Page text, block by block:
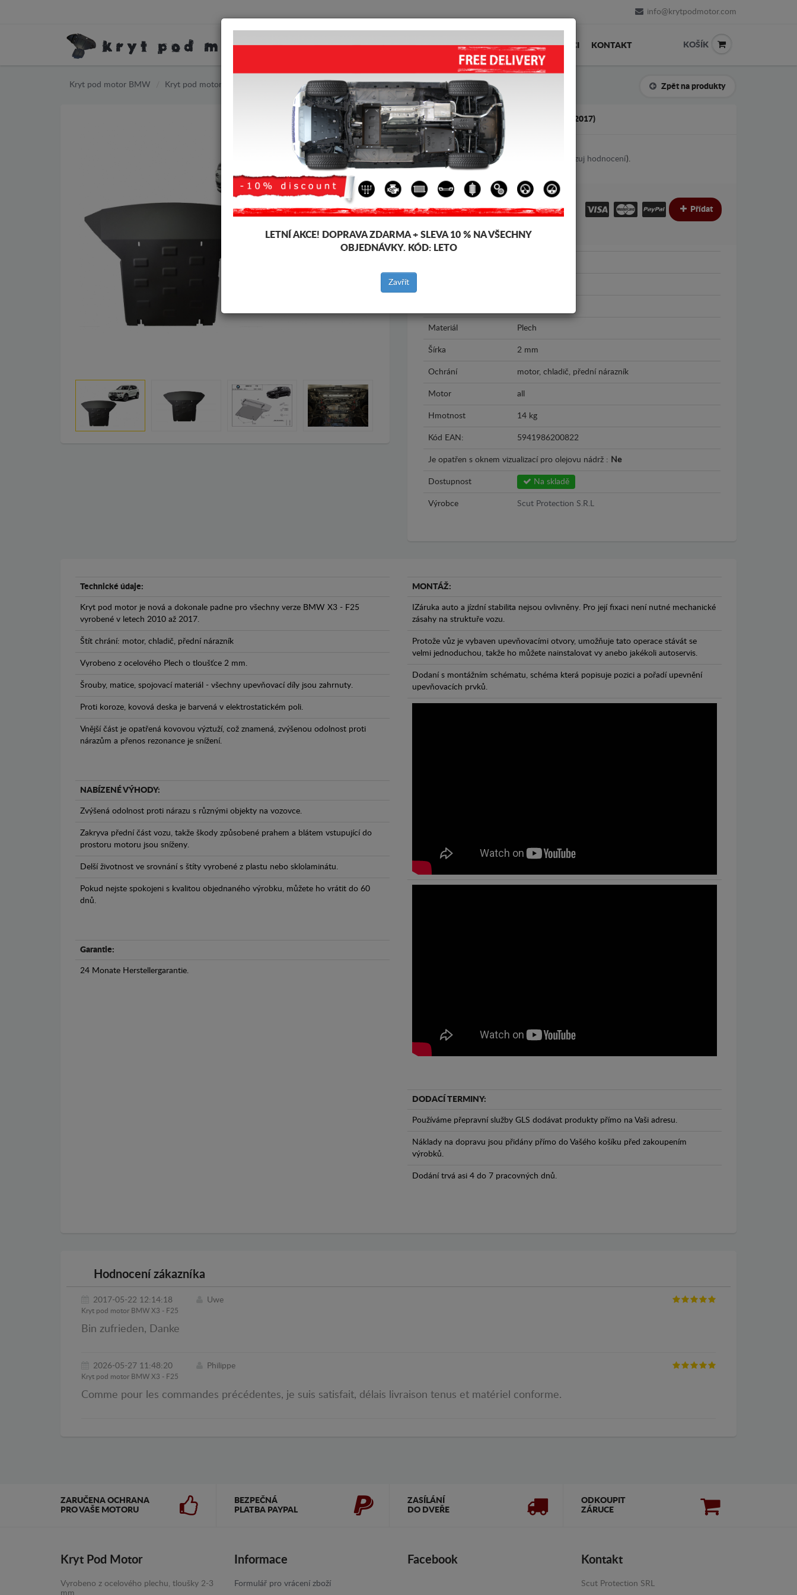
info@krytpodmotor.com
KRYT POD MOTOR HOME DOPRAVA FEEDBACK PRODEJCI KONTAKT KOŠÍK
Kryt pod motor BMW Kryt pod motor BMW X3 Zpět na produkty
KRYT POD MOTOR BMW X3 - F25 (2010-2017)
5.00 out of5stars based on Ukazuj hodnocení).
Kód výrobku: 03.022
204 €
197€ Přídat
Materiál Plech
Šírka 2 mm
Ochrání motor, chladič, přední nárazník
Motor all
Hmotnost 14 kg
Kód EAN: 5941986200822
Je opatřen s oknem vizualizací pro olejovu nádrž : Ne
Dostupnost Na skladě
Výrobce Scut Protection S.R.L
Technické údaje:
Kryt pod motor je nová a dokonale padne pro všechny verze BMW X3 - F25
vyrobené v letech 2010 až 2017.
Štít chrání: motor, chladič, přední nárazník
Vyrobeno z ocelového Plech o tloušťce 2 mm.
Šrouby, matice, spojovací materiál - všechny upevňovací díly jsou zahrnuty.
Proti koroze, kovová deska je barvená v elektrostatickém poli.
Vnější část je opatřená kovovou výztuží, což znamená, zvýšenou odolnost proti
nárazům a přenos rezonance je snížení.
NABÍZENÉ VÝHODY:
Zvýšená odolnost proti nárazu s různými objekty na vozovce.
Zakryva přední část vozu, takže škody způsobené prahem a blátem vstupující do
prostoru motoru jsou sníženy.
Delší životnost ve srovnání s štíty vyrobené z plastu nebo sklolaminátu.
Pokud nejste spokojeni s kvalitou objednaného výrobku, můžete ho vrátit do 60
dnů.
Garantie:
24 Monate Herstellergarantie.
MONTÁŽ:
IZáruka auto a jízdní stabilita nejsou ovlivněny. Pro její fixaci není nutné mechanické
zásahy na struktuře vozu.
Protože vůz je vybaven upevňovacími otvory, umožňuje tato operace stávát se
velmi jednoduchou, takže ho můžete nainstalovat vy anebo jakékoli autoservis.
Dodaní s montážním schématu, schéma která popisuje pozici a pořadí upevnění
upevňovacích prvků.
DODACÍ TERMINY:
Používáme přepravní služby GLS dodávat produkty přímo na Vaši adresu.
Náklady na dopravu jsou přidány přímo do Vašého košíku před zakoupením
výrobků.
Dodání trvá asi 4 do 7 pracovných dnů.
Hodnocení zákazníka
2017-05-22 12:14:18 Uwe
Kryt pod motor BMW X3 - F25
Bin zufrieden, Danke
2026-05-27 11:48:20 Philippe
Kryt pod motor BMW X3 - F25
Comme pour les commandes précédentes, je suis satisfait, délais livraison tenus et matériel conforme.
ZARUČENA OCHRANA
PRO VAŠE MOTORU
BEZPEČNÁ
PLATBA PAYPAL
ZASÍLÁNÍ
DO DVEŘE
ODKOUPIT
ZÁRUCE
Kryt Pod Motor
Vyrobeno z ocelového plechu, tloušky 2-3
Informace
Formulář pro vrácení zboží
Facebook Kontakt
Scut Protection SRL
LETNÍ AKCE! DOPRAVA ZDARMA + SLEVA 10 % NA VŠECHNY
OBJEDNÁVKY. KÓD: LETO
Zavřít